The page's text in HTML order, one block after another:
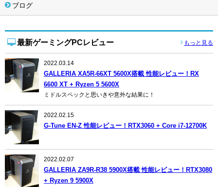
ブログ
最新ゲーミングPCレビュー もっと見る
2022.03.14
GALLERIA XA5R-66XT 5600X搭載 性能レビュー！RX
6600 XT + Ryzen 5 5600X
ミドルスペックと思いきや意外な結果に！
2022.02.15
G-Tune EN-Z 性能レビュー！RTX3060 + Core i7-12700K
2022.02.07
GALLERIA ZA9R-R38 5900X搭載 性能レビュー！RTX3080
+ Ryzen 9 5900X